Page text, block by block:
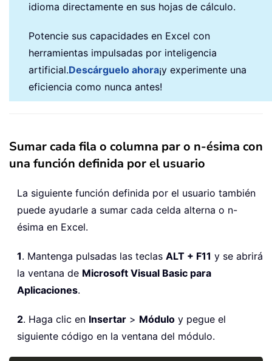
idioma directamente en sus hojas de cálculo.
Potencie sus capacidades en Excel con
herramientas impulsadas por inteligencia
artificial.Descárguelo ahora¡y experimente una
eficiencia como nunca antes!
Sumar cada fila o columna par o n-ésima con
una función definida por el usuario
La siguiente función definida por el usuario también
puede ayudarle a sumar cada celda alterna o n-
ésima en Excel.
1. Mantenga pulsadas las teclas ALT + F11 y se abrirá
la ventana de Microsoft Visual Basic para
Aplicaciones.
2. Haga clic en Insertar > Módulo y pegue el
siguiente código en la ventana del módulo.